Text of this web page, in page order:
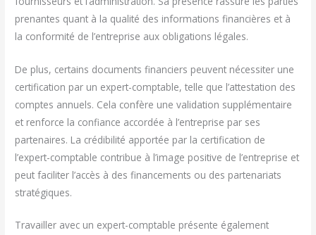
prenantes quant à la qualité des informations financières et à
la conformité de l’entreprise aux obligations légales.
De plus, certains documents financiers peuvent nécessiter une
certification par un expert-comptable, telle que l’attestation des
comptes annuels. Cela confère une validation supplémentaire
et renforce la confiance accordée à l’entreprise par ses
partenaires. La crédibilité apportée par la certification de
l’expert-comptable contribue à l’image positive de l’entreprise et
peut faciliter l’accès à des financements ou des partenariats
stratégiques.
Travailler avec un expert-comptable présente également